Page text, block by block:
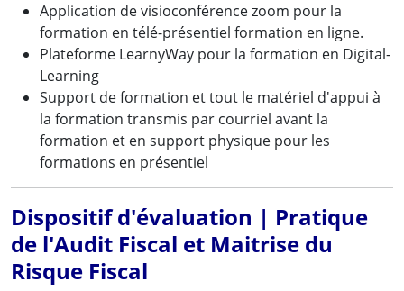
Application de visioconférence zoom pour la
formation en télé-présentiel formation en ligne.
Plateforme LearnyWay pour la formation en Digital-
Learning
Support de formation et tout le matériel d'appui à
la formation transmis par courriel avant la
formation et en support physique pour les
formations en présentiel
Dispositif d'évaluation | Pratique
de l'Audit Fiscal et Maitrise du
Risque Fiscal